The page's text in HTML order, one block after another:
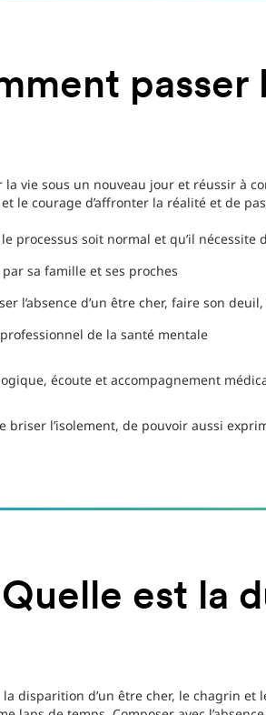
passer
la vie sous un nouveau jour et réussir à
le courage d’affronter la réalité et de
processus soit normal et qu’il nécessite
sa famille et ses proches
l’absence d’un être cher, faire son
de la santé mentale
écoute et accompagnement
briser l’isolement, de pouvoir aussi
Quelle est la
disparition d’un être cher, le chagrin